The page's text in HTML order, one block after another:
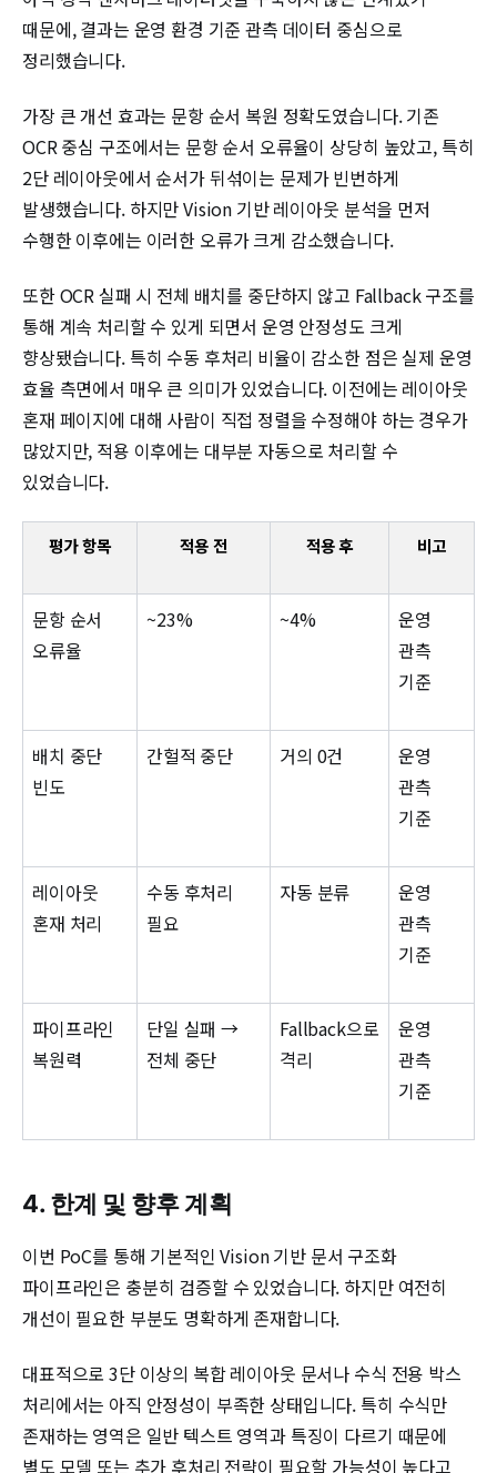
때문에, 결과는 운영 환경 기준 관측 데이터 중심으로
정리했습니다.
가장 큰 개선 효과는 문항 순서 복원 정확도였습니다. 기존
OCR 중심 구조에서는 문항 순서 오류율이 상당히 높았고, 특히
2단 레이아웃에서 순서가 뒤섞이는 문제가 빈번하게
발생했습니다. 하지만 Vision 기반 레이아웃 분석을 먼저
수행한 이후에는 이러한 오류가 크게 감소했습니다.
또한 OCR 실패 시 전체 배치를 중단하지 않고 Fallback 구조를
통해 계속 처리할 수 있게 되면서 운영 안정성도 크게
향상됐습니다. 특히 수동 후처리 비율이 감소한 점은 실제 운영
효율 측면에서 매우 큰 의미가 있었습니다. 이전에는 레이아웃
혼재 페이지에 대해 사람이 직접 정렬을 수정해야 하는 경우가
많았지만, 적용 이후에는 대부분 자동으로 처리할 수
있었습니다.
평가 항목 적용 전 적용 후 비고
문항 순서
오류율
~23% ~4%
운영
관측
기준
배치 중단
빈도
간헐적 중단 거의 0건
운영
관측
기준
레이아웃
혼재 처리
수동 후처리
필요
자동 분류
운영
관측
기준
파이프라인
복원력
단일 실패 →
전체 중단
Fallback으로
격리
운영
관측
기준
4. 한계 및 향후 계획
이번 PoC를 통해 기본적인 Vision 기반 문서 구조화
파이프라인은 충분히 검증할 수 있었습니다. 하지만 여전히
개선이 필요한 부분도 명확하게 존재합니다.
대표적으로 3단 이상의 복합 레이아웃 문서나 수식 전용 박스
처리에서는 아직 안정성이 부족한 상태입니다. 특히 수식만
존재하는 영역은 일반 텍스트 영역과 특징이 다르기 때문에
별도 모델 또는 추가 후처리 전략이 필요할 가능성이 높다고